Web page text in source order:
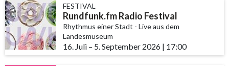
FESTIVAL
Rundfunk.fm Radio Festival
Rhythmus einer Stadt - Live aus dem
Landesmuseum
16. Juli accessibility.time_to
– 5. September 2026 | 17:00